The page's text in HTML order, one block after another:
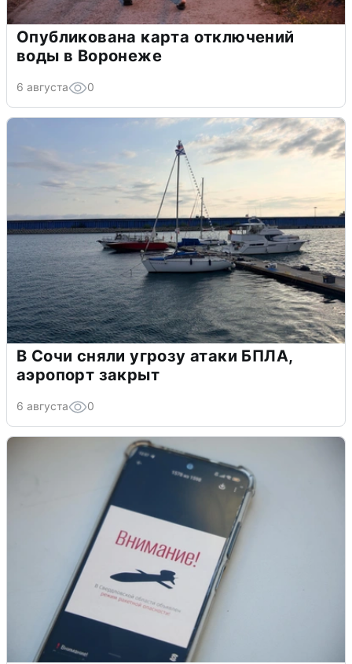
Опубликована карта отключений
воды в Воронеже
6 августа 0
В Сочи сняли угрозу атаки БПЛА,
аэропорт закрыт
6 августа 0